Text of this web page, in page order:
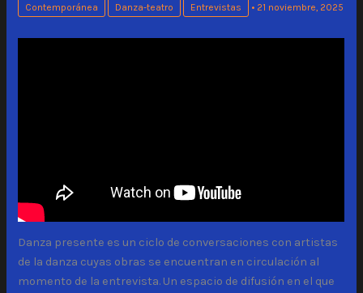
Contemporánea Danza-teatro Entrevistas • 21 noviembre, 2025
Danza presente es un ciclo de conversaciones con artistas
de la danza cuyas obras se encuentran en circulación al
momento de la entrevista. Un espacio de difusión en el que